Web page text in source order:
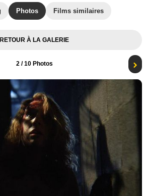
Photos Films similaires
RETOUR À LA GALERIE
2/ 10 Photos